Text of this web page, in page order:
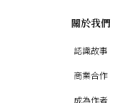
關於我們
認識故事
商業合作
成為作者